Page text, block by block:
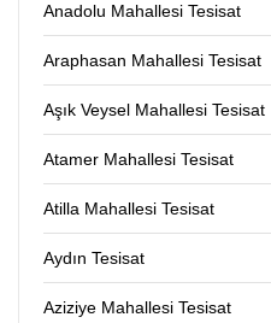
Anadolu Mahallesi Tesisat
Araphasan Mahallesi Tesisat
Aşık Veysel Mahallesi Tesisat
Atamer Mahallesi Tesisat
Atilla Mahallesi Tesisat
Aydın Tesisat
Aziziye Mahallesi Tesisat